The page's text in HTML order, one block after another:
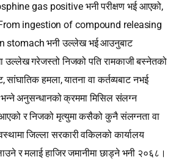
gas positive भनी परीक्षण भई आएको,
ingestion of compound releasing
stomach भनी उल्लेख भई आउनुबाट
उल्लेख गरेजस्तो निजको पति रामकाजी बस्नेतको
हमला, यातना वा कर्तव्यबाट नभई
अनुसन्धानको क्रममा मिसिल संलग्न
र निजको मृत्युमा कसैको कुनै संलग्नता वा
जिल्ला सरकारी वकिलको कार्यालय
र मलाई हाजिर जमानीमा छाड्ने भनी २०६८।